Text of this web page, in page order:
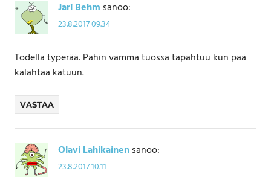
Jari Behm sanoo:
23.8.2017 09.34
Todella typerää. Pahin vamma tuossa tapahtuu kun pää
kalahtaa katuun.
VASTAA
Olavi Lahikainensanoo:
23.8.2017 10.11